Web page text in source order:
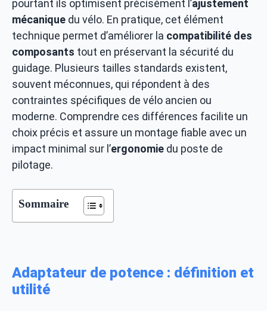
pourtant ils optimisent précisément l’ajustement
mécanique du vélo. En pratique, cet élément
technique permet d’améliorer la compatibilité des
composants tout en préservant la sécurité du
guidage. Plusieurs tailles standards existent,
souvent méconnues, qui répondent à des
contraintes spécifiques de vélo ancien ou
moderne. Comprendre ces différences facilite un
choix précis et assure un montage fiable avec un
impact minimal sur l’ergonomie du poste de
pilotage.
Sommaire
Adaptateur de potence : définition et
utilité